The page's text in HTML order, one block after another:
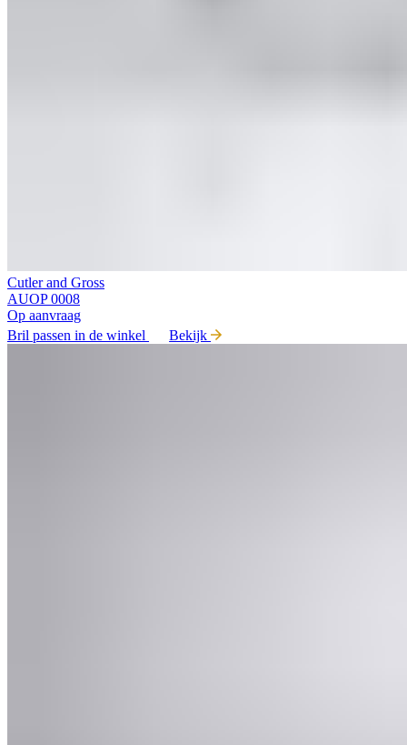
Cutler and Gross
AUOP 0008
Op aanvraag
Bril passen in de winkel
Bekijk